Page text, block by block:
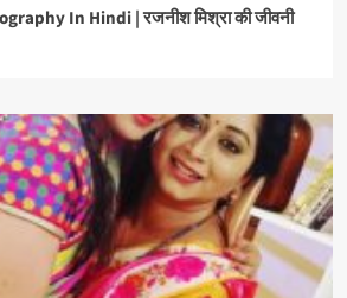
In Hindi | रजनीश मिश्रा की जीवनी